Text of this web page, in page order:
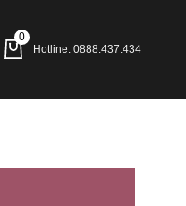
Hotline: 0888.437.434
0